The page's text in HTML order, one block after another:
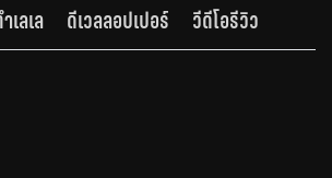
เลเล
ดีเวลลอปเปอร์ วีดีโอรีวิว